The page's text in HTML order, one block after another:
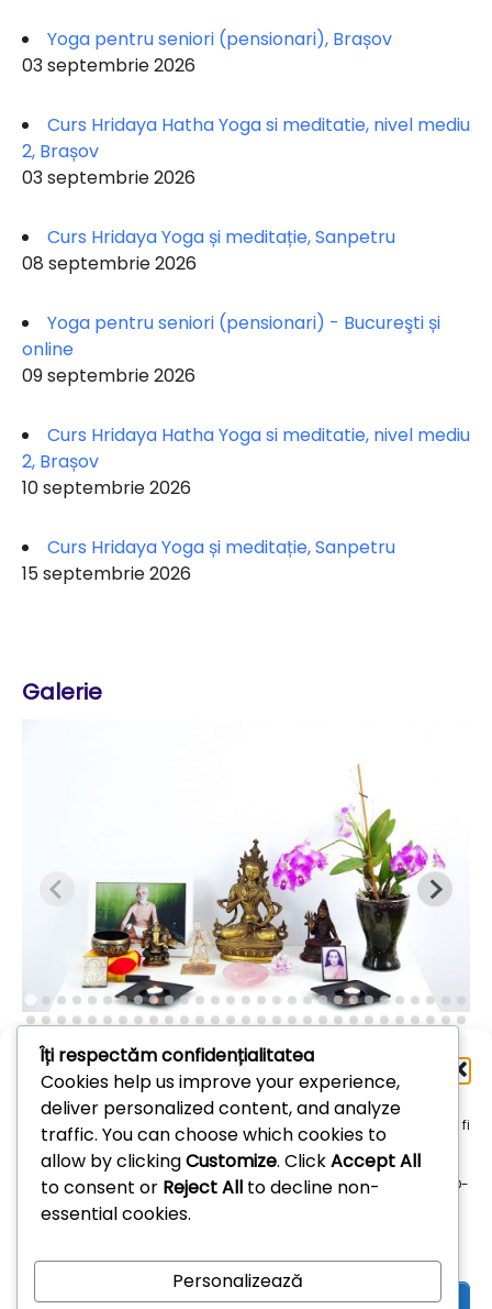
Administrează
consimțământul
Pentru a oferi cea mai bună experiență, folosim tehnologii, cum ar fi
cookie-uri, pentru a stoca și/sau accesa informațiile despre
dispozitive. Consimțământul pentru aceste tehnologii ne permite
să procesăm date, cum ar fi comportamentul de navigare sau ID-
uri unice pe acest site. Dacă nu îți dai consimțământul sau îți
retragi consimțământul dat poate avea afecte negative asupra
Yoga pentru seniori (pensionari), Brașov
03 septembrie 2026
Curs Hridaya Hatha Yoga si meditatie, nivel mediu
2, Brașov
03 septembrie 2026
Curs Hridaya Yoga și meditație, Sanpetru
08 septembrie 2026
Yoga pentru seniori (pensionari) - Bucureşti și
online
09 septembrie 2026
Curs Hridaya Hatha Yoga si meditatie, nivel mediu
2, Brașov
10 septembrie 2026
Curs Hridaya Yoga și meditație, Sanpetru
15 septembrie 2026
Galerie
Arhive
Arhive
Îți respectăm confidențialitatea
Cookies help us improve your experience,
deliver personalized content, and analyze
traffic. You can choose which cookies to
allow by clickingCustomize. ClickAccept All
to consent or Reject All to decline non-
essential cookies.
Personalizează